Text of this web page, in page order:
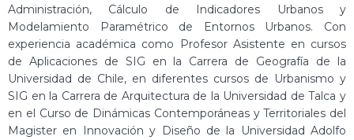
Administración, Cálculo de Indicadores Urbanos y
Modelamiento Paramétrico de Entornos Urbanos. Con
experiencia académica como Profesor Asistente en cursos
de Aplicaciones de SIG en la Carrera de Geografía de la
Universidad de Chile, en diferentes cursos de Urbanismo y
SIG en la Carrera de Arquitectura de la Universidad de Talca y
en el Curso de Dinámicas Contemporáneas y Territoriales del
Magister en Innovación y Diseño de la Universidad Adolfo